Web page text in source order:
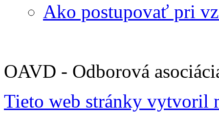
Ako postupovať pri
OAVD - Odborová
Tieto web stránky vytvoril